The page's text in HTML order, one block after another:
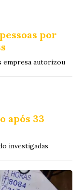
por
empresa autorizou
após 33
investigadas